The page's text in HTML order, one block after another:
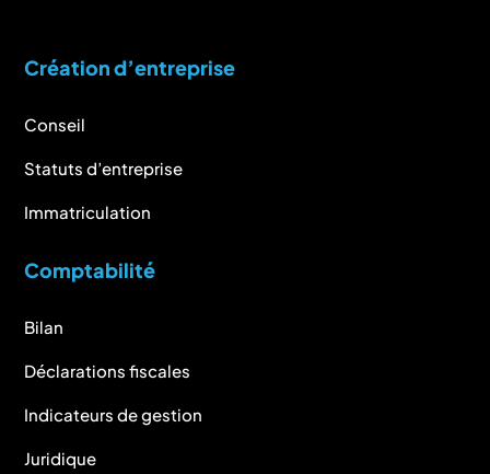
Création d’entreprise
Conseil
Statuts d’entreprise
Immatriculation
Comptabilité
Bilan
Déclarations fiscales
Indicateurs de gestion
Juridique